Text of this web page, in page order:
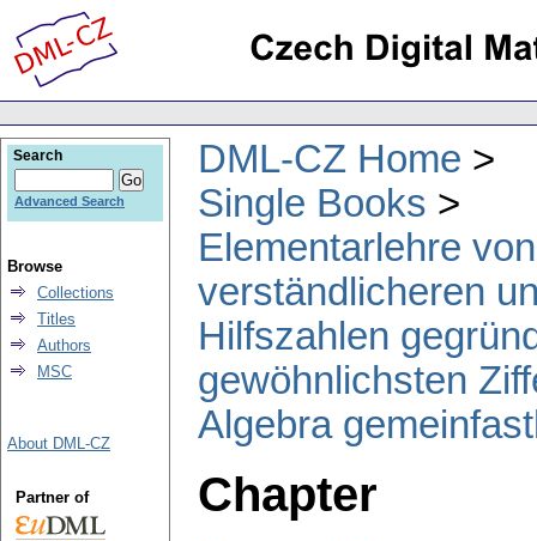
DML-CZ Home
Single Books
Elementarlehre
verständlicheren
Hilfszahlen
gewöhnlichsten
Algebra
Chapter
Search
Advanced Search
Browse
Collections
Titles
Authors
MSC
About DML-CZ
Partner of